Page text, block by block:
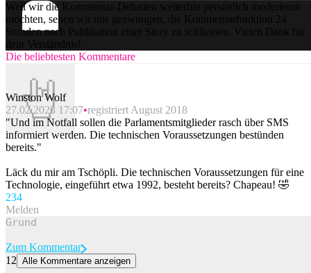
Weil wir die Kommentar-Debatten weiterhin persönlich moderieren
möchten, sehen wir uns gezwungen, die Kommentarfunktion 24
Stunden nach Publikation einer Story zu schliessen. Vielen Dank für
dein Verständnis!
Die beliebtesten Kommentare
Winston Wolf
27.02.2023 17:07 registriert August 2018
"Und im Notfall sollen die Parlamentsmitglieder rasch über SMS
informiert werden. Die technischen Voraussetzungen bestünden
bereits."
Läck du mir am Tschöpli. Die technischen Voraussetzungen für eine
Technologie, eingeführt etwa 1992, besteht bereits? Chapeau! 🤣
234
Melden
Zum Kommentar
12 Alle Kommentare anzeigen